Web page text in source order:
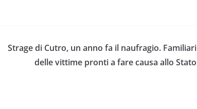
Strage di Cutro, un anno fa il naufragio. Familiari
delle vittime pronti a fare causa allo Stato